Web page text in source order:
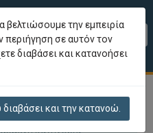
EL
κατηγορία
την εμπειρία
σε αυτόν τον
διαβάσει και κατανοήσει
και την κατανοώ.